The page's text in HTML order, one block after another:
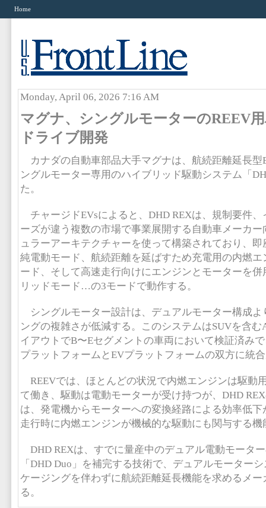
Home
Monday, April 06, 2026 7:16 AM
マグナ、シングルモーターのREEV
ドライブ開発
カナダの自動車部品大手マグナは、航続距離延長型
ングルモーター専用のハイブリッド駆動システム「
た。
チャージドEVsによると、DHD REXは、規制要件
ーズが違う複数の市場で事業展開する自動車メーカ
ュラーアーキテクチャーを使って構築されており、
純電動モード、航続距離を延ばすため充電用の内燃
ード、そして高速走行向けにエンジンとモーターを
リッドモード…の3モードで動作する。
シングルモーター設計は、デュアルモーター構成よ
ングの複雑さが低減する。このシステムはSUVを含
イアウトでB〜Eセグメントの車両において検証済み
プラットフォームとEVプラットフォームの双方に統
REEVでは、ほとんどの状況で内燃エンジンは駆動
て働き、駆動は電動モーターが受け持つが、DHD
は、発電機からモーターへの変換経路による効率低
走行時に内燃エンジンが機械的な駆動にも関与する
DHD REXは、すでに量産中のデュアル電動モータ
「DHD Duo」を補完する技術で、デュアルモーター
ケージングを伴わずに航続距離延長機能を求めるメ
る。